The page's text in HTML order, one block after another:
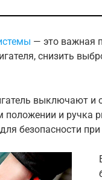
— это важная
снизить
выключают и
и ручка
безопасности при